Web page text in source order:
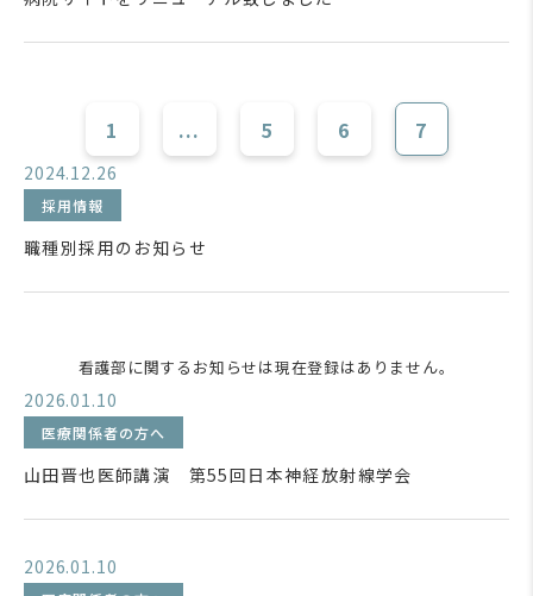
1 ... 5 6 7
2024.12.26
採用情報
職種別採用のお知らせ
看護部に関するお知らせは現在登録はありません。
2026.01.10
医療関係者の方へ
山田晋也医師講演 第55回日本神経放射線学会
2026.01.10